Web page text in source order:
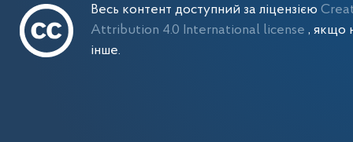
Весь контент доступний за ліцензією
Attribution 4.0 International license , якщо
інше.